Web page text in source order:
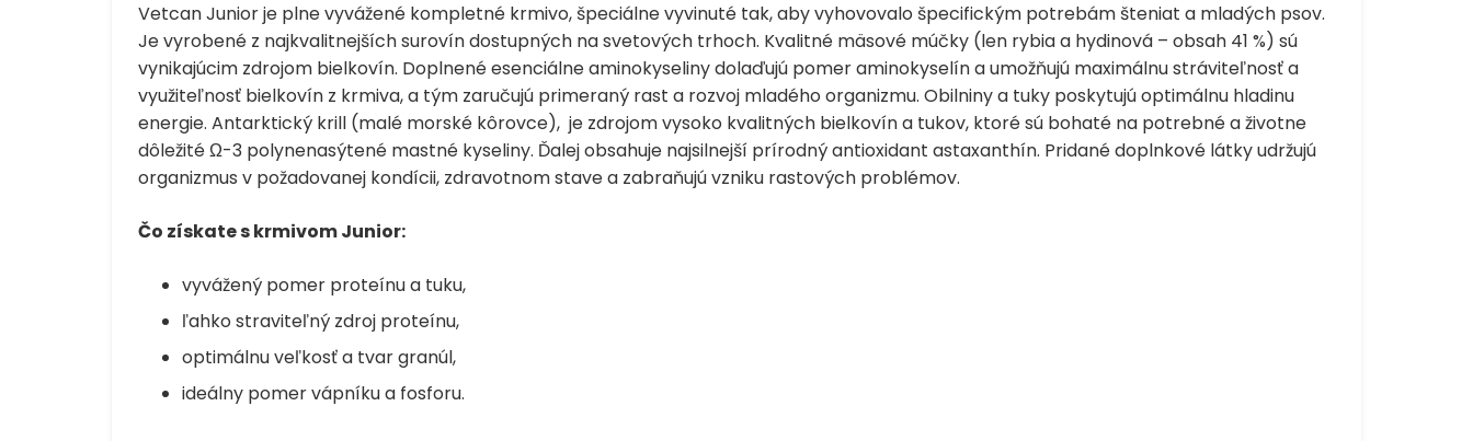
Vetcan Junior je plne vyvážené kompletné krmivo, špeciálne vyvinuté tak, aby vyhovovalo špecifickým potrebám šteniat a mladých psov.
Je vyrobené z najkvalitnejších surovín dostupných na svetových trhoch. Kvalitné mäsové múčky (len rybia a hydinová – obsah 41 %) sú
vynikajúcim zdrojom bielkovín. Doplnené esenciálne aminokyseliny dolaďujú pomer aminokyselín a umožňujú maximálnu stráviteľnosť a
využiteľnosť bielkovín z krmiva, a tým zaručujú primeraný rast a rozvoj mladého organizmu. Obilniny a tuky poskytujú optimálnu hladinu
energie. Antarktický krill (malé morské kôrovce), je zdrojom vysoko kvalitných bielkovín a tukov, ktoré sú bohaté na potrebné a životne
dôležité Ω-3 polynenasýtené mastné kyseliny. Ďalej obsahuje najsilnejší prírodný antioxidant astaxanthín. Pridané doplnkové látky udržujú
organizmus v požadovanej kondícii, zdravotnom stave a zabraňujú vzniku rastových problémov.
Čo získate s krmivom Junior:
vyvážený pomer proteínu a tuku,
ľahko straviteľný zdroj proteínu,
optimálnu veľkosť a tvar granúl,
ideálny pomer vápníku a fosforu.